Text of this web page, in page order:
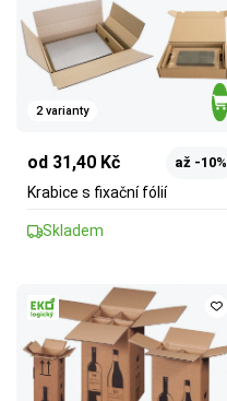
2 varianty
od 31,40 Kč až -10%
Krabice s fixační fólií
Skladem